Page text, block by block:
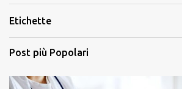
Etichette
Post più Popolari